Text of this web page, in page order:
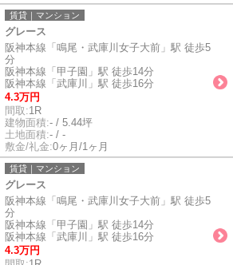
賃貸｜マンション
グレース
阪神本線「鳴尾・武庫川女子大前」駅 徒歩5
分
阪神本線「甲子園」駅 徒歩14分
阪神本線「武庫川」駅 徒歩16分
4.3万円
間取:1R
建物面積:- / 5.44坪
土地面積:- / -
敷金/礼金:0ヶ月/1ヶ月
賃貸｜マンション
グレース
阪神本線「鳴尾・武庫川女子大前」駅 徒歩5
分
阪神本線「甲子園」駅 徒歩14分
阪神本線「武庫川」駅 徒歩16分
4.3万円